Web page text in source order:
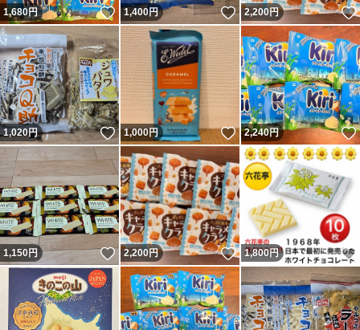
1,680円 いいね！
1,400円 いいね！
2,200円
1,020円 いいね！
1,000円 いいね！
2,240円
1,150円 いいね！
2,200円 いいね！
1,800円